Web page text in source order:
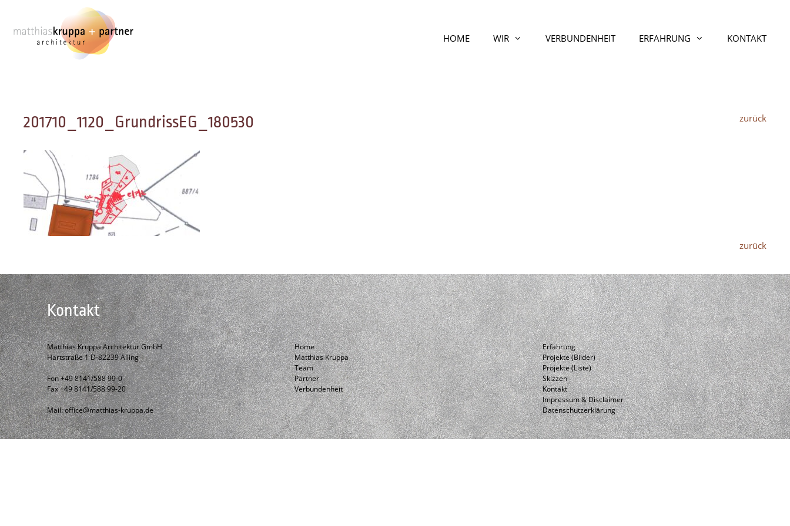
springen
HOME WIR VERBUNDENHEIT ERFAHRUNG KONTAKT
zurück
201710_1120_GrundrissEG_180530
zurück
Kontakt
Matthias Kruppa Architektur GmbH
Hartstraße 1 D-82239 Alling
Fon +49 8141/588 99-0
Fax +49 8141/588 99-20
Mail:office@matthias-kruppa.de
Home
Matthias Kruppa
Team
Partner
Verbundenheit
Erfahrung
Projekte (Bilder)
Projekte (Liste)
Skizzen
Kontakt
Impressum & Disclaimer
Datenschutzerklärung